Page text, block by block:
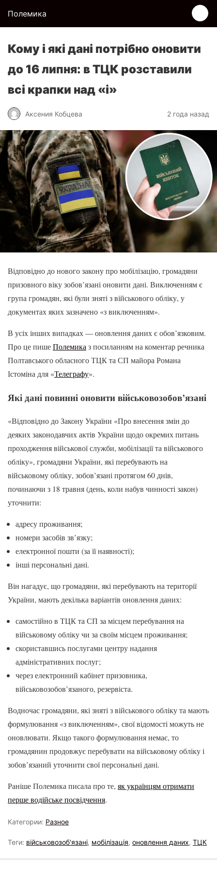
Полемика
Кому і які дані потрібно оновити
до 16 липня: в ТЦК розставили
всі крапки над «і»
Аксения Кобцева 2 года назад
Відповідно до нового закону про мобілізацію, громадяни
призовного віку зобов’язані оновити дані. Виключенням є
група громадян, які були зняті з військового обліку, у
документах яких зазначено «з виключенням».
В усіх інших випадках — оновлення даних є обов’язковим.
Про це пишеПолемика з посиланням на коментар речника
Полтавського обласного ТЦК та СП майора Романа
Істоміна для «Телеграфу».
Які дані повинні оновити військовозобов’язані
«Відповідно до Закону України «Про внесення змін до
деяких законодавчих актів України щодо окремих питань
проходження військової служби, мобілізації та військового
обліку», громадяни України, які перебувають на
військовому обліку, зобов’язані протягом 60 днів,
починаючи з 18 травня (день, коли набув чинності закон)
уточнити:
адресу проживання;
номери засобів зв’язку;
електронної пошти (за її наявності);
інші персональні дані.
Він нагадує, що громадяни, які перебувають на території
України, мають декілька варіантів оновлення даних:
самостійно в ТЦК та СП за місцем перебування на
військовому обліку чи за своїм місцем проживання;
скориставшись послугами центру надання
адміністративних послуг;
через електронний кабінет призовника,
військовозобов’язаного, резервіста.
Водночас громадяни, які зняті з військового обліку та мають
формулювання «з виключенням», свої відомості можуть не
оновлювати. Якщо такого формулювання немає, то
громадянин продовжує перебувати на військовому обліку і
зобов’язаний уточнити свої персональні дані.
Раніше Полемика писала про те, як українцям отримати
перше водійське посвідчення.
Категории: Разное
Теги: військовозоб'язані, мобілізація, оновлення даних, ТЦК